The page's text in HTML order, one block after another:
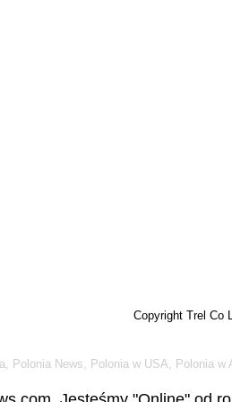
Copyright Trel Co
Polonia News, Polonia w USA, Polonia